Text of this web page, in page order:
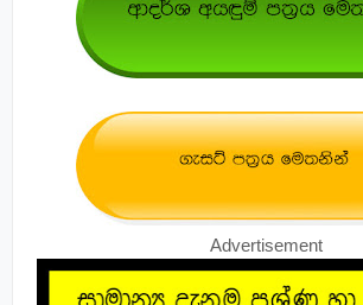
Advertisement